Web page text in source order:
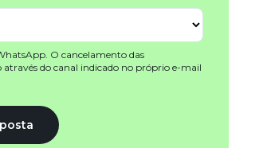
O cancelamento das
do canal indicado no próprio e-mail